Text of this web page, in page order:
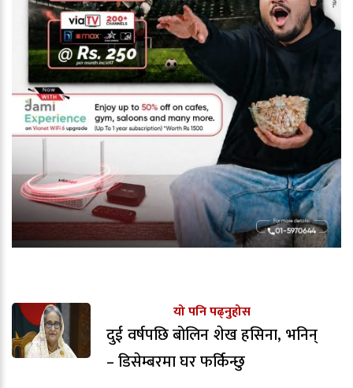
यो पनि पढ्नुहोस
दुई वर्षपछि बोलिन शेख हसिना, भनिन्
– डिसेम्बरमा घर फर्किन्छु